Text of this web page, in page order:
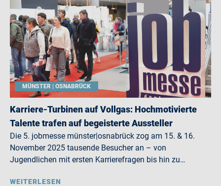
MÜNSTER | OSNABRÜCK
Karriere-Turbinen auf Vollgas: Hochmotivierte
Talente trafen auf begeisterte Aussteller
Die 5. jobmesse münster|osnabrück zog am 15. & 16.
November 2025 tausende Besucher an – von
Jugendlichen mit ersten Karrierefragen bis hin zu…
WEITERLESEN